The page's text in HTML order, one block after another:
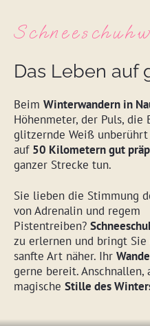
Das Leben auf
Beim Winterwandern in
Höhenmeter, der Puls, die
glitzernde Weiß
auf 50 Kilometern gut
ganzer Strecke tun.
Sie lieben die Stimmung
von Adrenalin und regem
Pistentreiben?
zu erlernen und bringt
sanfte Art näher. Ihr
gerne bereit.
magische Stille des